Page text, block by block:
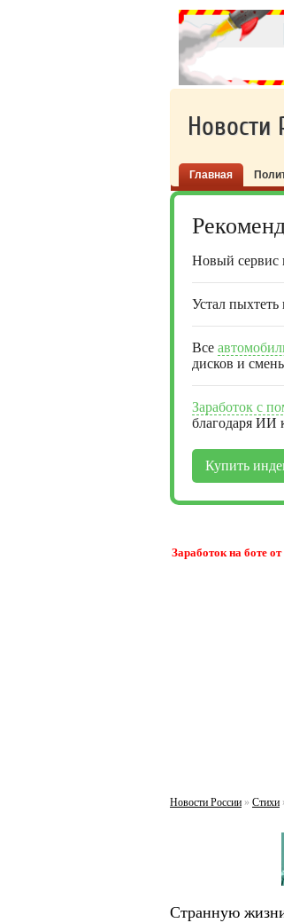
Новости
Главная
Новый сервис
Устал пыхтеть
Все
дисков и
Заработок с
благодаря ИИ
Купить
Заработок на боте
Новости России » Стихи
Странную